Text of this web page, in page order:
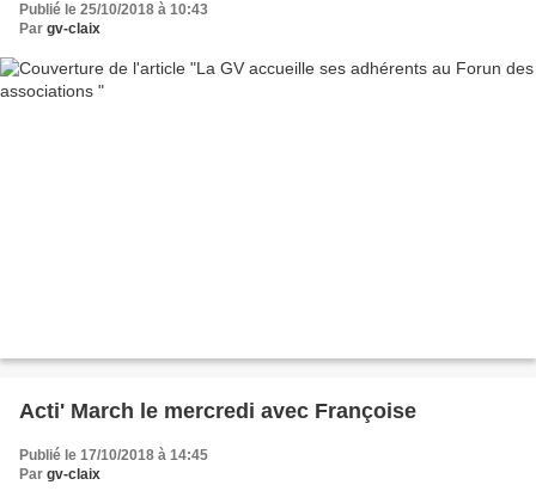
Publié le 25/10/2018 à 10:43
Par gv-claix
Acti' March le mercredi avec Françoise
Publié le 17/10/2018 à 14:45
Par gv-claix